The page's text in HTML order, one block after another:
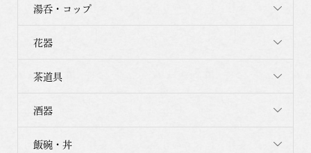
湯呑・コップ
花器
茶道具
酒器
飯碗・丼